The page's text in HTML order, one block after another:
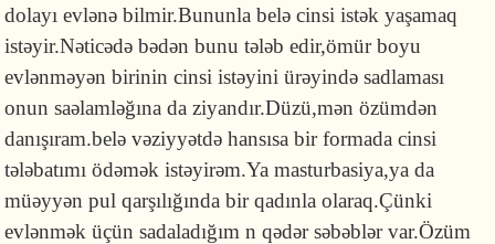
dolayı evlənə bilmir.Bununla belə cinsi istək yaşamaq
istəyir.Nəticədə bədən bunu tələb edir,ömür boyu
evlənməyən birinin cinsi istəyini ürəyində sadlaması
onun saəlamləğına da ziyandır.Düzü,mən özümdən
danışıram.belə vəziyyətdə hansısa bir formada cinsi
tələbatımı ödəmək istəyirəm.Ya masturbasiya,ya da
müəyyən pul qarşılığında bir qadınla olaraq.Çünki
evlənmək üçün sadaladığım n qədər səbəblər var.Özüm